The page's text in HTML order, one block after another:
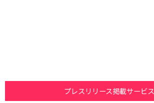
プレスリリース掲載サービス